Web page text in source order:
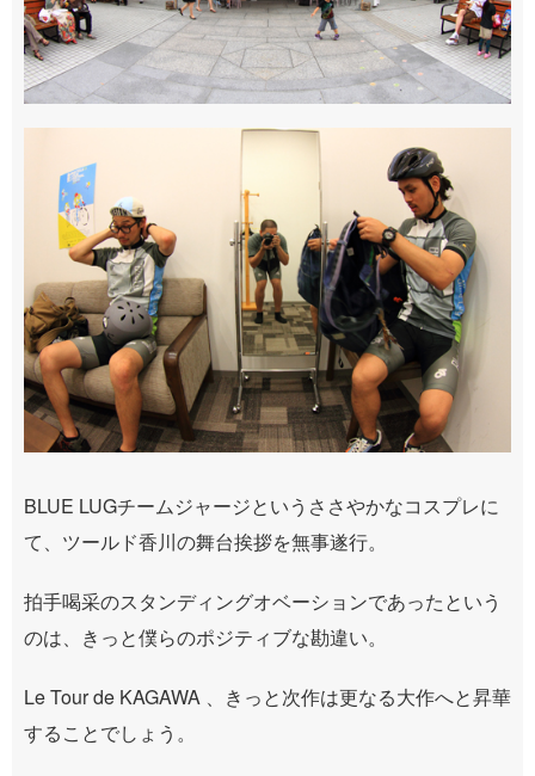
BLUE LUGチームジャージというささやかなコスプレに
て、ツールド香川の舞台挨拶を無事遂行。
拍手喝采のスタンディングオベーションであったという
のは、きっと僕らのポジティブな勘違い。
Le Tour de KAGAWA 、きっと次作は更なる大作へと昇華
することでしょう。